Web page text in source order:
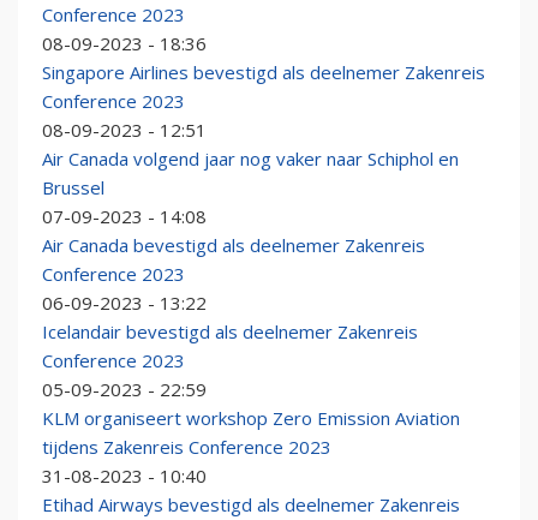
Conference 2023
08-09-2023 - 18:36
Singapore Airlines bevestigd als deelnemer Zakenreis
Conference 2023
08-09-2023 - 12:51
Air Canada volgend jaar nog vaker naar Schiphol en
Brussel
07-09-2023 - 14:08
Air Canada bevestigd als deelnemer Zakenreis
Conference 2023
06-09-2023 - 13:22
Icelandair bevestigd als deelnemer Zakenreis
Conference 2023
05-09-2023 - 22:59
KLM organiseert workshop Zero Emission Aviation
tijdens Zakenreis Conference 2023
31-08-2023 - 10:40
Etihad Airways bevestigd als deelnemer Zakenreis